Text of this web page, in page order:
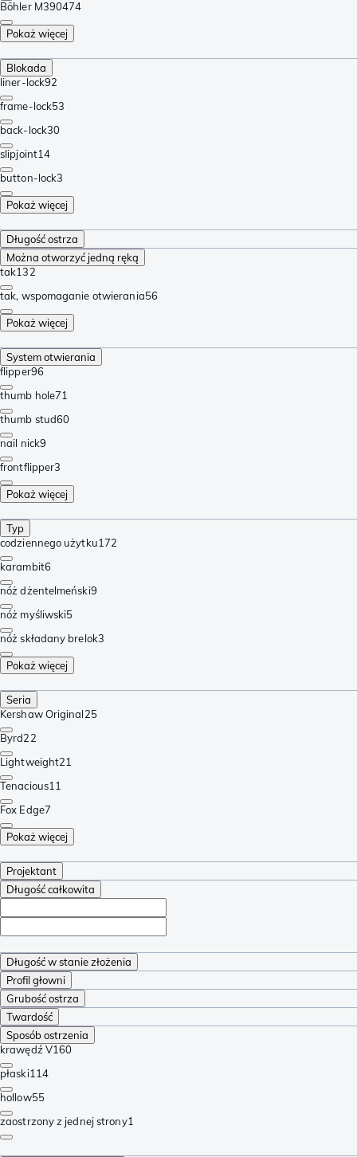
Böhler M390474
Pokaż więcej
Blokada
liner-lock92
frame-lock53
back-lock30
slipjoint14
button-lock3
Pokaż więcej
Długość ostrza
Można otworzyć jedną ręką
tak132
tak, wspomaganie otwierania56
Pokaż więcej
System otwierania
flipper96
thumb hole71
thumb stud60
nail nick9
frontflipper3
Pokaż więcej
Typ
codziennego użytku172
karambit6
nóż dżentelmeński9
nóż myśliwski5
nóż składany brelok3
Pokaż więcej
Seria
Kershaw Original25
Byrd22
Lightweight21
Tenacious11
Fox Edge7
Pokaż więcej
Projektant
Długość całkowita
Długość w stanie złożenia
Profil głowni
Grubość ostrza
Twardość
Sposób ostrzenia
krawędź V160
płaski114
hollow55
zaostrzony z jednej strony1